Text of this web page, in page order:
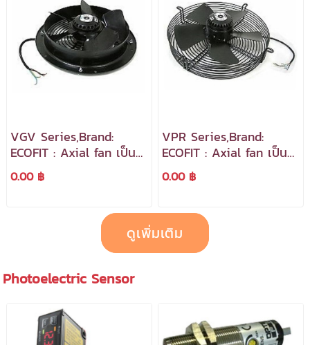
VGV Series,Brand:
ECOFIT : Axial fan เป็น
พัดลมแบบมีตะแกรงเหล็ก
พร้อมโครงสร้างเหล็กทรง
0.00 ฿
VPR Series,Brand:
ECOFIT : Axial fan เป็น
พัดลมแบบมีตะแกรงยก
ขอบ
0.00 ฿
ดูเพิ่มเติม
Photoelectric Sensor